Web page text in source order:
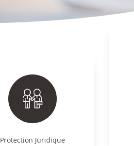
Protection Juridique